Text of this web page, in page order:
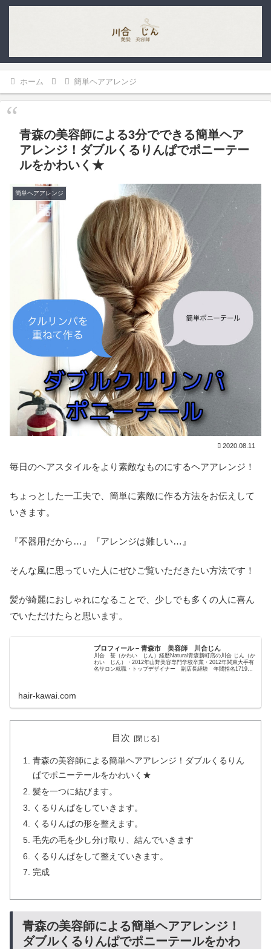
ホーム 簡単ヘアアレンジ
青森の美容師による3分でできる簡単ヘア
アレンジ！ダブルくるりんぱでポニーテー
ルをかわいく★
簡単ヘアアレンジ
2020.08.11
毎日のヘアスタイルをより素敵なものにするヘアアレンジ！
ちょっとした一工夫で、簡単に素敵に作る方法をお伝えして
いきます。
『不器用だから…』『アレンジは難しい…』
そんな風に思っていた人にぜひご覧いただきたい方法です！
髪が綺麗におしゃれになることで、少しでも多くの人に喜ん
でいただけたらと思います。
プロフィール – 青森市 美容師 川合じん
川合 甚（かわい じん）経歴Natural青森新町店の川合 じん（か
わい じん）・2012年山野美容専門学校卒業・2012年関東大手有
名サロン就職・トップデザイナー 副店長経験 年間指名1719
hair-kawai.com
目次
青森の美容師による簡単ヘアアレンジ！ダブルくるりん
ぱでポニーテールをかわいく★
髪を一つに結びます。
くるりんぱをしていきます。
くるりんぱの形を整えます。
毛先の毛を少し分け取り、結んでいきます
くるりんぱをして整えていきます。
完成
青森の美容師による簡単ヘアアレンジ！
ダブルくるりんぱでポニーテールをかわ